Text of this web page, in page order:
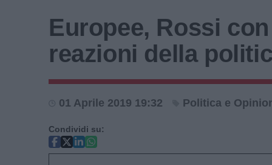
Europee, Rossi
reazioni della
01 Aprile 2019 19:32 Politica e
Condividi su: